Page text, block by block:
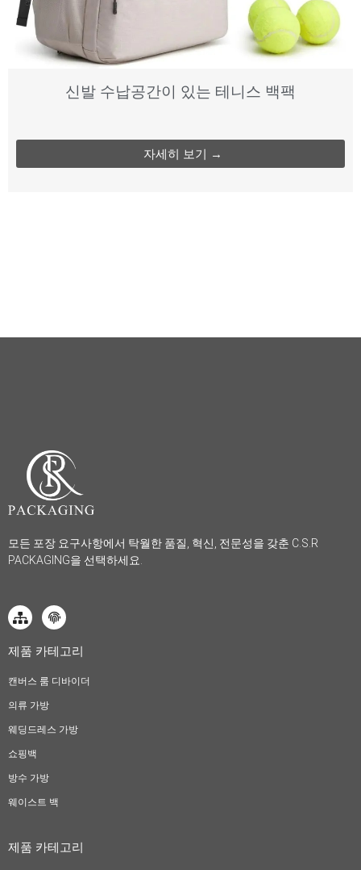
신발 수납공간이 있는 테니스 백팩
자세히 보기 →
모든 포장 요구사항에서 탁월한 품질, 혁신, 전문성을 갖춘 C.S.R
PACKAGING을 선택하세요.
제품 카테고리
캔버스 룸 디바이더
의류 가방
웨딩드레스 가방
쇼핑백
방수 가방
웨이스트 백
제품 카테고리